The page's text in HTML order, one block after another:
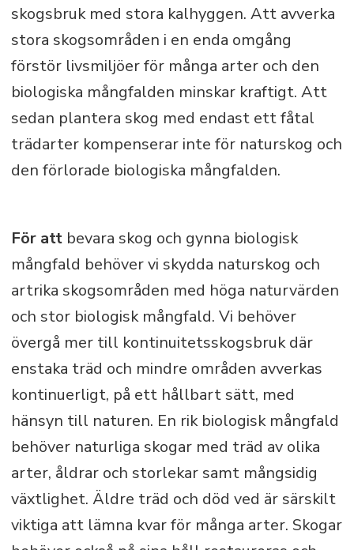
skogsbruk med stora kalhyggen. Att avverka
stora skogsområden i en enda omgång
förstör livsmiljöer för många arter och den
biologiska mångfalden minskar kraftigt. Att
sedan plantera skog med endast ett fåtal
trädarter kompenserar inte för naturskog och
den förlorade biologiska mångfalden.
För att bevara skog och gynna biologisk
mångfald behöver vi skydda naturskog och
artrika skogsområden med höga naturvärden
och stor biologisk mångfald. Vi behöver
övergå mer till kontinuitetsskogsbruk där
enstaka träd och mindre områden avverkas
kontinuerligt, på ett hållbart sätt, med
hänsyn till naturen. En rik biologisk mångfald
behöver naturliga skogar med träd av olika
arter, åldrar och storlekar samt mångsidig
växtlighet. Äldre träd och död ved är särskilt
viktiga att lämna kvar för många arter. Skogar